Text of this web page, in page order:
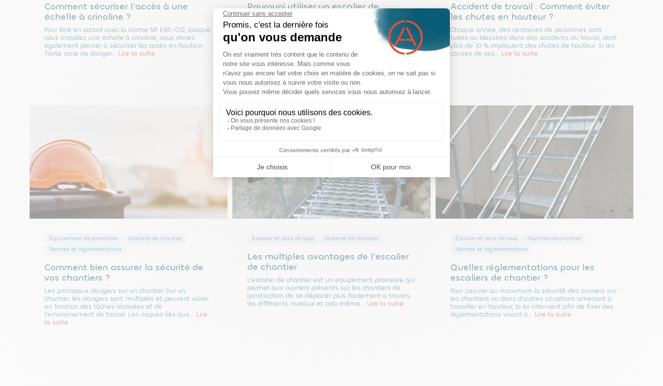
Comment sécuriser l’accès à une
échelle à crinoline ?
Pour être en accord avec la norme NF E85-012, lorsque
vous installez une échelle à crinoline, vous devez
également penser à sécuriser les accès en hauteur.
Toute zone de danger... Lire la suite
Pourquoi utiliser un escalier de
chantier provisoire pour vos chantiers
temporaires ?
Un chantier a parfois besoin d’un escalier provisoire
différents étages en hauteur. Nous avons donc décidé
de vous présenter les avantages de l’utilisation d’un...
Lire la suite
Accident de travail : Comment éviter
les chutes en hauteur ?
Chaque année, des centaines de personnes sont
tuées ou blessées dans des accidents du travail, dont
plus de 10 % impliquent des chutes de hauteur. Si les
causes de ces... Lire la suite
Equipement de protection
Matériel de chantier
Normes et réglementations
Comment bien assurer la sécurité de
vos chantiers ?
Les principaux dangers sur un chantier Sur un
chantier, les dangers sont multiples et peuvent varier
en fonction des tâches réalisées et de
l’environnement de travail. Les risques liés aux... Lire
la suite
Escalier et saut de loup Matériel de chantier
Les multiples avantages de l’escalier
de chantier
L’escalier de chantier est un équipement provisoire qui
permet aux ouvriers présents sur les chantiers de
construction de se déplacer plus facilement à travers
les différents niveaux et cela même... Lire la suite
Escalier et saut de loup
Matériel de chantier
Normes et réglementations
Quelles réglementations pour les
escaliers de chantier ?
Pour assurer au maximum la sécurité des ouvriers sur
les chantiers ou dans d’autres situations amenant à
travailler en hauteur, la loi intervient afin de fixer des
règlementations visant à... Lire la suite